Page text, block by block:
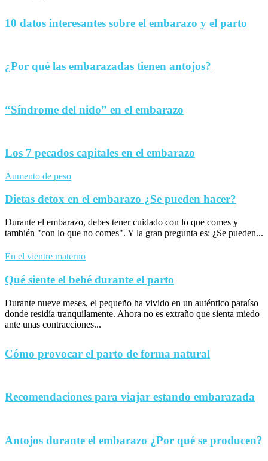
10 datos interesantes sobre el embarazo y el parto
¿Por qué las embarazadas tienen antojos?
“Síndrome del nido” en el embarazo
Los 7 pecados capitales en el embarazo
Aumento de peso
Dietas detox en el embarazo ¿Se pueden hacer?
Durante el embarazo, debes tener cuidado con lo que comes y
también "con lo que no comes". Y la gran pregunta es: ¿Se pueden...
En el vientre materno
Qué siente el bebé durante el parto
Durante nueve meses, el pequeño ha vivido en un auténtico paraíso
donde residía tranquilamente. Ahora no es extraño que sienta miedo
ante unas contracciones...
Cómo provocar el parto de forma natural
Recomendaciones para viajar estando embarazada
Antojos durante el embarazo ¿Por qué se producen?